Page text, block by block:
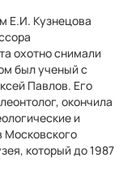
Е.И. Кузнецова
охотно снимали
был ученый с
Павлов. Его
окончила
и
Московского
который до 1987